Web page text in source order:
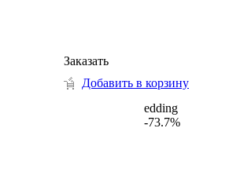
Заказать
Добавить в корзину
edding
-73.7%